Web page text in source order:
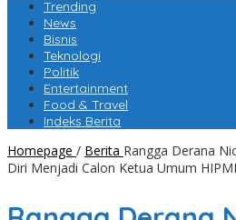
Trending
News
Bisnis
Teknologi
Politik
Entertainment
Food & Travel
Indeks Berita
Homepage / Berita Rangga Derana
Diri Menjadi Calon Ketua Umum